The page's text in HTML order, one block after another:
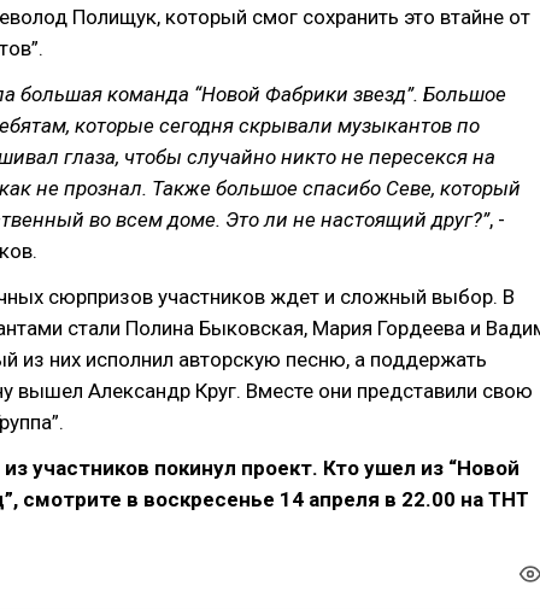
Полищук, который смог сохранить это втайне от
большая команда “Новой Фабрики звезд”. Большое
которые сегодня скрывали музыкантов по
глаза, чтобы случайно никто не пересекся на
не прознал. Также большое спасибо Севе, который
во всем доме. Это ли не настоящий друг?”, -
сюрпризов участников ждет и сложный выбор. В
стали Полина Быковская, Мария Гордеева и
из них исполнил авторскую песню, а поддержать
вышел Александр Круг. Вместе они представили свою
участников покинул проект. Кто ушел из “Новой
смотрите в воскресенье 14 апреля в 22.00 на ТНТ